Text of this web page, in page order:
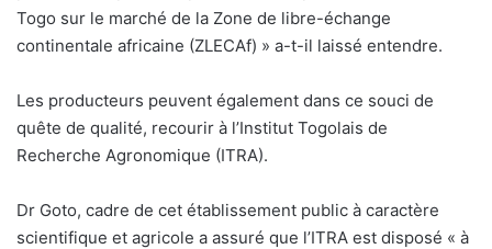
Togo sur le marché de la Zone de libre-échange
continentale africaine (ZLECAf) » a-t-il laissé entendre.
Les producteurs peuvent également dans ce souci de
quête de qualité, recourir à l’Institut Togolais de
Recherche Agronomique (ITRA).
Dr Goto, cadre de cet établissement public à caractère
scientifique et agricole a assuré que l’ITRA est disposé « à